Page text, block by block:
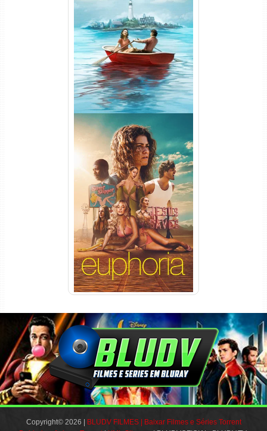
O Segredo de Widow’s Bay
1ª Temporada Torrent (2026)
WEB-DL 1080p Dual Áudio
Euphoria 3ª Temporada
Torrent (2026) WEB-DL 1080p
Dual Áudio
Copyright© 2026 |
BLUDV FILMES | Baixar Filmes e Séries Torrent